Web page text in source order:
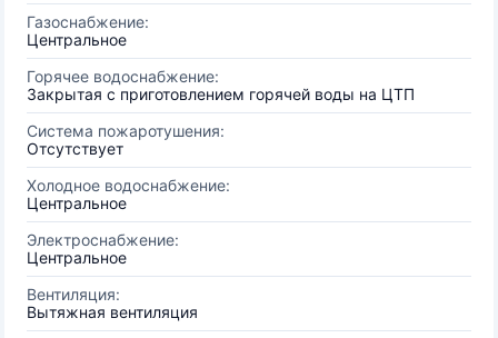
Газоснабжение:
Центральное
Горячее водоснабжение:
Закрытая с приготовлением горячей воды на ЦТП
Система пожаротушения:
Отсутствует
Холодное водоснабжение:
Центральное
Электроснабжение:
Центральное
Вентиляция:
Вытяжная вентиляция